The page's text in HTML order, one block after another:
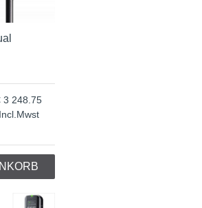
Incl.Mwst
3 248.75